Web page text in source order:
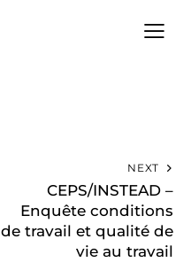
NEXT
CEPS/INSTEAD –
Enquête conditions
de travail et qualité de
vie au travail